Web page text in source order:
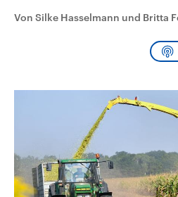
Wahl.
Von Silke Hasselmann und Britta